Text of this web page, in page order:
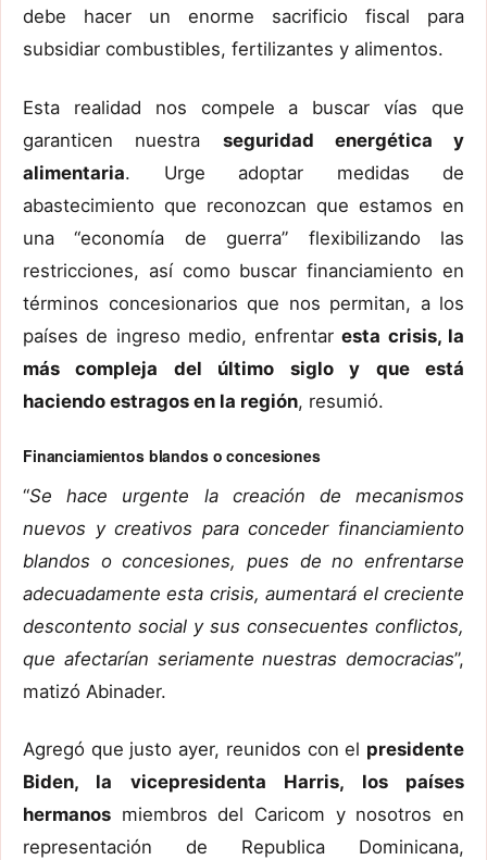
debe hacer un enorme sacrificio fiscal para
subsidiar combustibles, fertilizantes y alimentos.
Esta realidad nos compele a buscar vías que
garanticen nuestra seguridad energética y
alimentaria. Urge adoptar medidas de
abastecimiento que reconozcan que estamos en
una “economía de guerra” flexibilizando las
restricciones, así como buscar financiamiento en
términos concesionarios que nos permitan, a los
países de ingreso medio, enfrentaresta crisis, la
más compleja del último siglo y que está
haciendo estragos en la región, resumió.
Financiamientos blandos o concesiones
“Se hace urgente la creación de mecanismos
nuevos y creativos para conceder financiamiento
blandos o concesiones, pues de no enfrentarse
adecuadamente esta crisis, aumentará el creciente
descontento social y sus consecuentes conflictos,
que afectarían seriamente nuestras democracias”,
matizó Abinader.
Agregó que justo ayer, reunidos con el presidente
Biden, la vicepresidenta Harris, los países
hermanos miembros del Caricom y nosotros en
representación de Republica Dominicana,